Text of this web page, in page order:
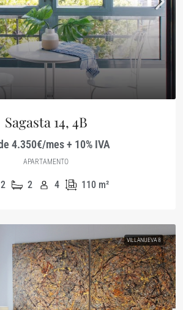
Sagasta 14, 4B
4.350€/mes + 10% IVA
APARTAMENTO
2 2 4 110 m²
VILLANUEVA 8